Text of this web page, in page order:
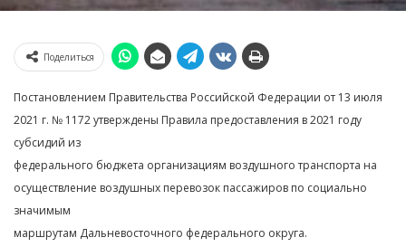
Поделиться
Постановлением Правительства Российской Федерации от 13 июля
2021 г. № 1172 утверждены Правила предоставления в 2021 году
субсидий из
федерального бюджета организациям воздушного транспорта на
осуществление воздушных перевозок пассажиров по социально
значимым
маршрутам Дальневосточного федерального округа.